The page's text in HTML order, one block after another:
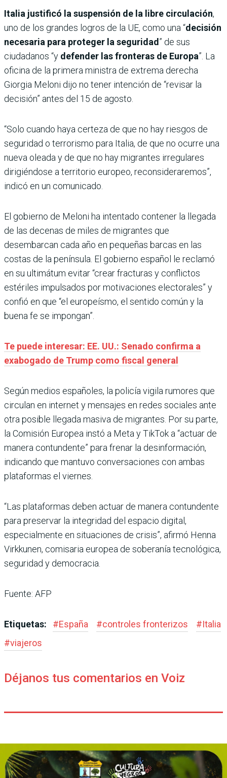
Italia justificó la suspensión de la libre circulación,
uno de los grandes logros de la UE, como una “decisión
necesaria para proteger la seguridad ” de sus
ciudadanos “y defender las fronteras de Europa”. La
oficina de la primera ministra de extrema derecha
Giorgia Meloni dijo no tener intención de “revisar la
decisión” antes del 15 de agosto.
“Solo cuando haya certeza de que no hay riesgos de
seguridad o terrorismo para Italia, de que no ocurre una
nueva oleada y de que no hay migrantes irregulares
dirigiéndose a territorio europeo, reconsideraremos”,
indicó en un comunicado.
El gobierno de Meloni ha intentado contener la llegada
de las decenas de miles de migrantes que
desembarcan cada año en pequeñas barcas en las
costas de la península. El gobierno español le reclamó
en su ultimátum evitar “crear fracturas y conflictos
estériles impulsados por motivaciones electorales” y
confió en que “el europeísmo, el sentido común y la
buena fe se impongan”.
Te puede interesar: EE. UU.: Senado confirma a
exabogado de Trump como fiscal general
Según medios españoles, la policía vigila rumores que
circulan en internet y mensajes en redes sociales ante
otra posible llegada masiva de migrantes. Por su parte,
la Comisión Europea instó a Meta y TikTok a “actuar de
manera contundente” para frenar la desinformación,
indicando que mantuvo conversaciones con ambas
plataformas el viernes.
“Las plataformas deben actuar de manera contundente
para preservar la integridad del espacio digital,
especialmente en situaciones de crisis”, afirmó Henna
Virkkunen, comisaria europea de soberanía tecnológica,
seguridad y democracia.
Fuente: AFP
Etiquetas: #España #controles fronterizos #Italia
#viajeros
Déjanos tus comentarios en Voiz